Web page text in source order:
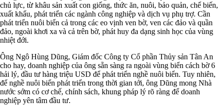
chủ lực, từ khâu sản xuất con giống, thức ăn, nuôi, bảo quản, chế biến,
xuất khẩu, phát triển các ngành công nghiệp và dịch vụ phụ trợ. Cần
phát triển nuôi biển cả trong các eo vịnh ven bờ, ven các đảo và quần
đảo, ngoài khơi xa và cả trên bờ, phát huy đa dạng sinh học của vùng
nhiệt đới.
Ông Ngô Hùng Dũng, Giám đốc Công ty Cổ phần Thủy sản Tân An
cho hay, doanh nghiệp của ông sẵn sàng ra ngoài vùng biển cách bờ 6
hải lý, đầu tư hàng triệu USD để phát triển nghề nuôi biển. Tuy nhiên,
để nghề nuôi biển phát triển trong thời gian tới, ông Dũng mong Nhà
nước sớm có cơ chế, chính sách, khung pháp lý rõ ràng để doanh
nghiệp yên tâm đầu tư.